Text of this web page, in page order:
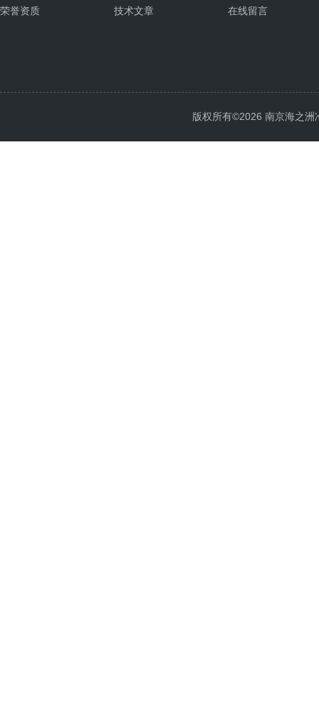
荣誉资质 技术文章 在线留言
版权所有©2026 南京海之